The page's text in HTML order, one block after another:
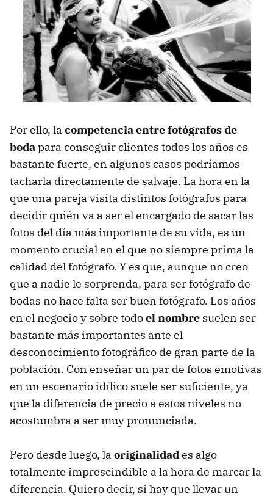
Por ello, la competencia entre fotógrafos de
bodapara conseguir clientes todos los años es
bastante fuerte, en algunos casos podríamos
tacharla directamente de salvaje. La hora en la
que una pareja visita distintos fotógrafos para
decidir quién va a ser el encargado de sacar las
fotos del día más importante de su vida, es un
momento crucial en el que no siempre prima la
calidad del fotógrafo. Y es que, aunque no creo
que a nadie le sorprenda, para ser fotógrafo de
bodas no hace falta ser buen fotógrafo. Los años
en el negocio y sobre todoel nombre suelen ser
bastante más importantes ante el
desconocimiento fotográfico de gran parte de la
población. Con enseñar un par de fotos emotivas
en un escenario idílico suele ser suficiente, ya
que la diferencia de precio a estos niveles no
acostumbra a ser muy pronunciada.
Pero desde luego, la originalidades algo
totalmente imprescindible a la hora de marcar la
diferencia. Quiero decir, si hay que llevar un